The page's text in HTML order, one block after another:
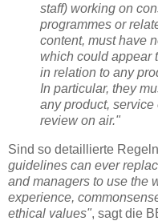
staff) working on
programmes or
content, must have
which could appear
in relation to any
In particular, they
any product,
review on air."
Sind so detaillierte
guidelines can ever
and managers to use the
experience,
ethical values", sagt die